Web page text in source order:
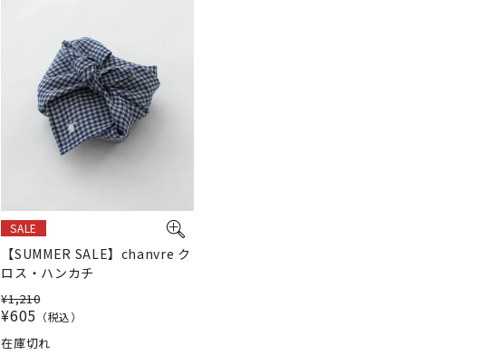
SALE
【SUMMER SALE】chanvre ク
ロス・ハンカチ
¥1,210
¥605 税込
在庫切れ